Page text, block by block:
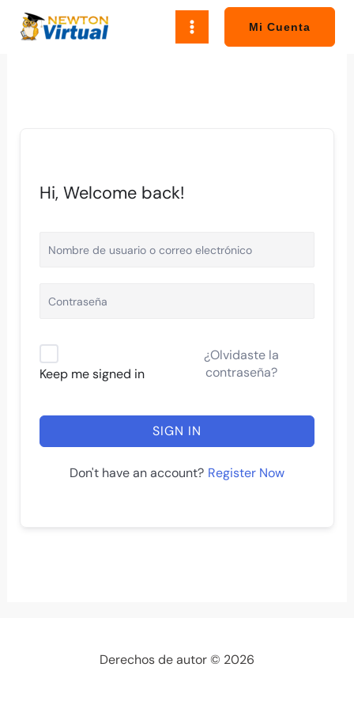
Mi Cuenta
Hi, Welcome back!
Keep me signed in
¿Olvidaste la
contraseña?
SIGN IN
Don't have an account? Register Now
Derechos de autor © 2026